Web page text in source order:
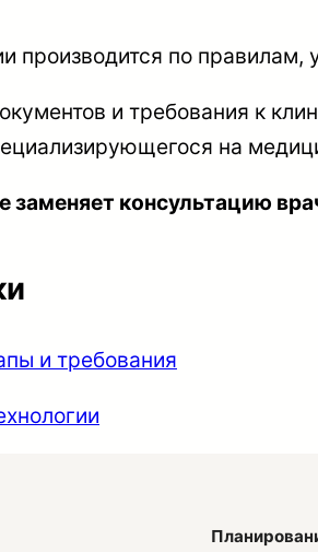
производится по
и требования к
на
заменяет консультацию
и требования